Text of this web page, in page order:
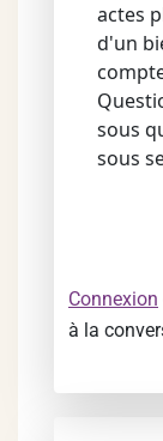
actes
d'un
sous
sous
Connexion
à la